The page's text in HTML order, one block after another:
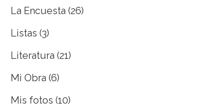
La Encuesta (26)
Listas (3)
Literatura (21)
Mi Obra (6)
Mis fotos (10)